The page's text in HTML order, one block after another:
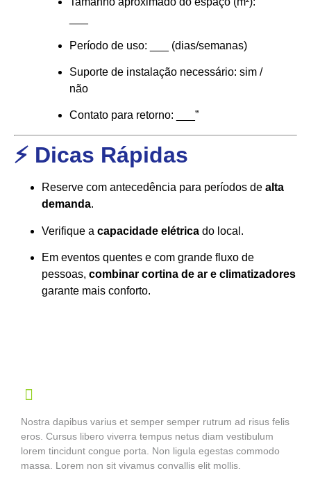
Período de uso: ___ (dias/semanas)
Suporte de instalação necessário: sim /
não
Contato para retorno: ___”
⚡ Dicas Rápidas
Reserve com antecedência para períodos de alta
demanda.
Verifique a capacidade elétrica do local.
Em eventos quentes e com grande fluxo de
pessoas, combinar cortina de ar e climatizadores
garante mais conforto.
Nostra dapibus varius et semper semper rutrum ad risus felis
eros. Cursus libero viverra tempus netus diam vestibulum
lorem tincidunt congue porta. Non ligula egestas commodo
massa. Lorem non sit vivamus convallis elit mollis.